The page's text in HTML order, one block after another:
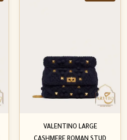
VALENTINO LARGE